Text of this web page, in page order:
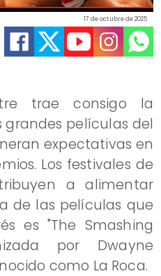
17 de octubre de 2025
trae consigo la
películas del
expectativas en
Los festivales de
a alimentar
de las películas que
es "The Smashing
por Dwayne
como La Roca.